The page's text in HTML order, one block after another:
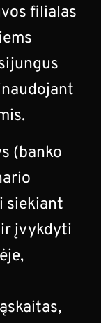
filialas
(banko
siekiant
įvykdyti